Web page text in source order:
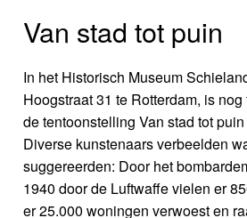
Van stad tot puin
In het Historisch Museum
Hoogstraat 31 te Rotterdam, is
de tentoonstelling Van stad tot
Diverse kunstenaars verbeelden
suggereerden: Door het
1940 door de Luftwaffe vielen er
er 25.000 woningen verwoest en